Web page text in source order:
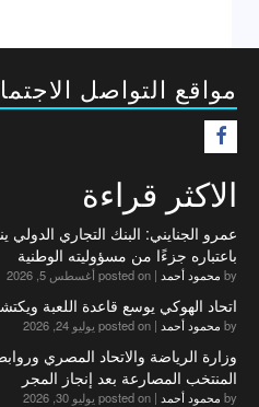
مواقع التواصل
الاكثر قراءة
عمرو الجنايني: البنك التجاري
باعتباره جزءًا من مسؤوليته الوطنية
by محمود أحمد | posted on أغسطس 5, 2026
اتحاد الهوكي يوسع قاعدة اللعبة
by محمود أحمد | posted on يوليو 24, 2026
وزارة الرياضة والاتحاد المصري
المنتخب المصارعة بعد إنجاز المجر
by محمود أحمد | posted on يوليو 30, 2026